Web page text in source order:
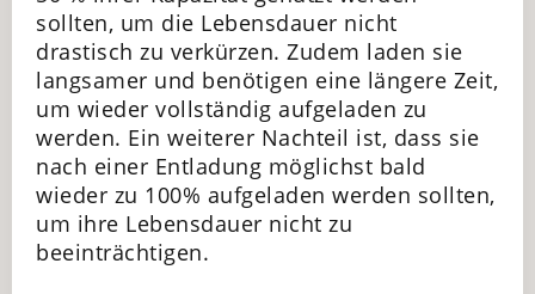
sollten, um die Lebensdauer nicht
drastisch zu verkürzen. Zudem laden sie
langsamer und benötigen eine längere Zeit,
um wieder vollständig aufgeladen zu
werden. Ein weiterer Nachteil ist, dass sie
nach einer Entladung möglichst bald
wieder zu 100% aufgeladen werden sollten,
um ihre Lebensdauer nicht zu
beeinträchtigen.